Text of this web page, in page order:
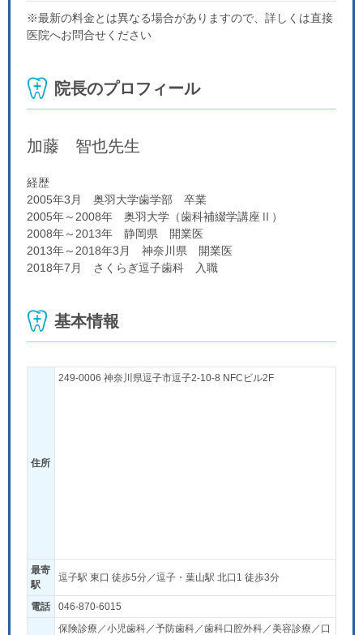
※最新の料金とは異なる場合がありますので、詳しくは直接
医院へお問合せください
院長のプロフィール
加藤 智也先生
経歴
2005年3月 奥羽大学歯学部 卒業
2005年～2008年 奥羽大学（歯科補綴学講座Ⅱ）
2008年～2013年 静岡県 開業医
2013年～2018年3月 神奈川県 開業医
2018年7月 さくらぎ逗子歯科 入職
基本情報
住所
249-0006 神奈川県逗子市逗子2-10-8 NFCビル2F
最寄
駅
逗子駅 東口 徒歩5分／逗子・葉山駅 北口1 徒歩3分
電話 046-870-6015
保険診療／小児歯科／予防歯科／歯科口腔外科／美容診療／口